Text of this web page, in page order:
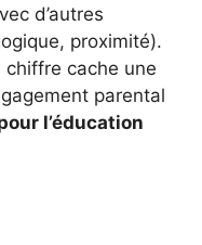
d’autres
proximité).
chiffre cache une
parental
l’éducation